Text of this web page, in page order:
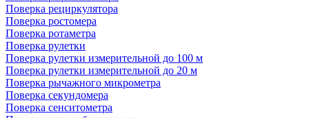
Поверка рециркулятора
Поверка ростомера
Поверка ротаметра
Поверка рулетки
Поверка рулетки измерительной до 100 м
Поверка рулетки измерительной до 20 м
Поверка рычажного микрометра
Поверка секундомера
Поверка сенситометра